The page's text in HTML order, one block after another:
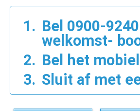
Bel 0900-
welkomst-
Bel het
Sluit af met